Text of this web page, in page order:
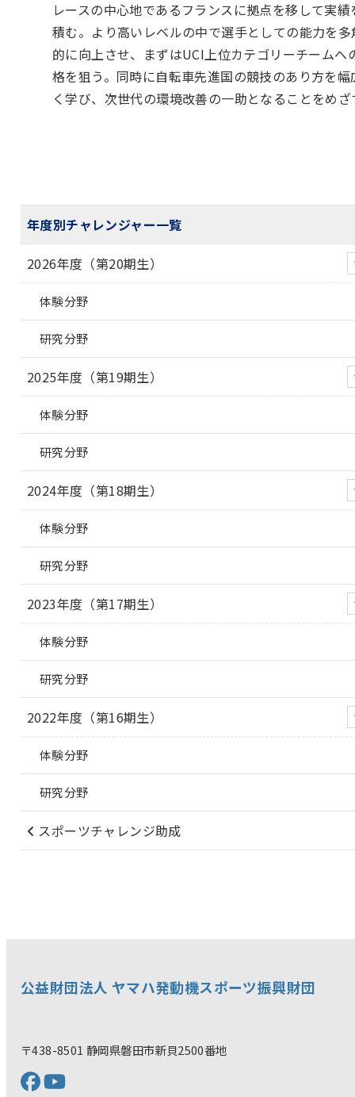
レースの中心地であるフランスに拠点を移して実績
積む。より高いレベルの中で選手としての能力を多
的に向上させ、まずはUCI上位カテゴリーチームへ
格を狙う。同時に自転車先進国の競技のあり方を幅
く学び、次世代の環境改善の一助となることをめざ
年度別チャレンジャー一覧
2026年度（第20期生）
体験分野
研究分野
2025年度（第19期生）
体験分野
研究分野
2024年度（第18期生）
体験分野
研究分野
2023年度（第17期生）
体験分野
研究分野
2022年度（第16期生）
体験分野
研究分野
スポーツチャレンジ助成
公益財団法人 ヤマハ発動機スポーツ振興財団
〒438-8501 静岡県磐田市新貝2500番地